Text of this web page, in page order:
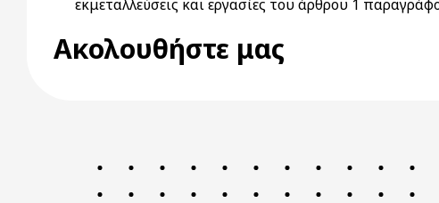
εκμεταλλεύσεις και εργασίες του άρθρου 1
Ακολουθήστε μας